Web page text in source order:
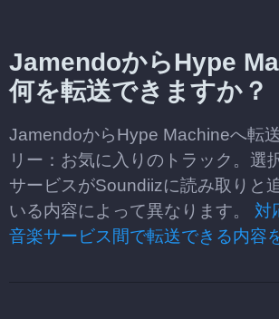
JamendoからHype
何を転送できますか？
JamendoからHype Machineへ転
リー：お気に入りのトラック。選
サービスがSoundiizに読み取りと
いる内容によって異なります。 対
音楽サービス間で転送できる内容